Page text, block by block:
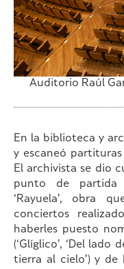
Auditorio Raúl
En la biblioteca y
y escaneó
El archivista se dio
punto de partida
‘Rayuela’, obra
conciertos
haberles puesto
(‘Glíglico’, ‘Del lado
tierra al cielo’) y de